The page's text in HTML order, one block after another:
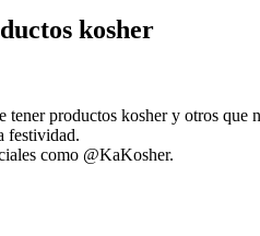
kosher
tener productos kosher y otros que
festividad.
como @KaKosher.